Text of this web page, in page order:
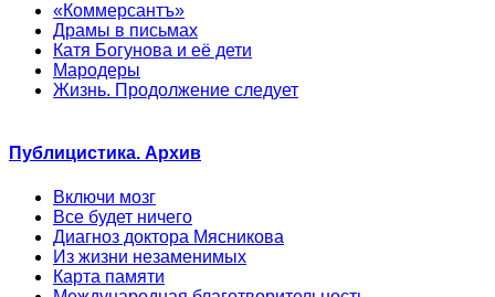
«Коммерсантъ»
Драмы в письмах
Катя Богунова и её дети
Мародеры
Жизнь. Продолжение следует
Публицистика. Архив
Включи мозг
Все будет ничего
Диагноз доктора Мясникова
Из жизни незаменимых
Карта памяти